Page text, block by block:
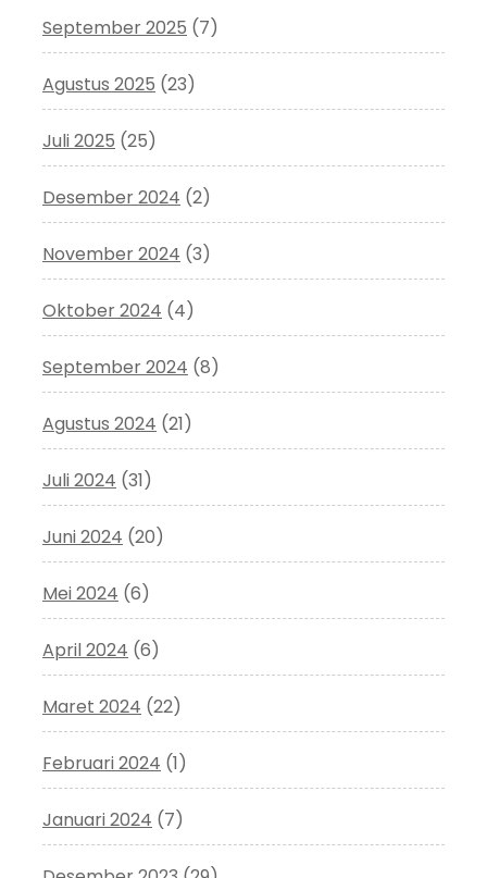
September 2025 (7)
Agustus 2025 (23)
Juli 2025 (25)
Desember 2024 (2)
November 2024 (3)
Oktober 2024 (4)
September 2024 (8)
Agustus 2024 (21)
Juli 2024 (31)
Juni 2024 (20)
Mei 2024 (6)
April 2024 (6)
Maret 2024 (22)
Februari 2024 (1)
Januari 2024 (7)